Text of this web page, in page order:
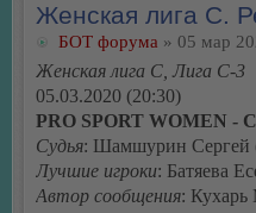
Женская лига С.
БОТ форума » 05 мар
Женская лига С, Лига С-3
05.03.2020 (20:30)
PRO SPORT WOMEN -
Судья: Шамшурин Сергей
Лучшие игроки: Батяева
Автор сообщения: Кухарь